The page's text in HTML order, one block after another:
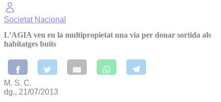
Societat Nacional
L’AGIA veu en la multipropietat una via per donar sortida als
habitatges buits
M. S. C.
dg., 21/07/2013